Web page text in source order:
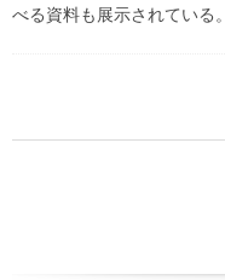
べる資料も展示されている。